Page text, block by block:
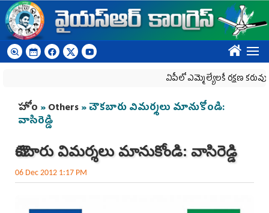
Skip to main content
????
ఏపీలో ఎమ్మెల్యేల‌కే ర‌క్ష‌ణ క‌రువు
You are here
హోం »Others» చౌకబారు విమర్శలు మానుకోండి:
వాసిరెడ్డి
చౌకబారు విమర్శలు మానుకోండి: వాసిరెడ్డి
06 Dec 2012 1:17 PM